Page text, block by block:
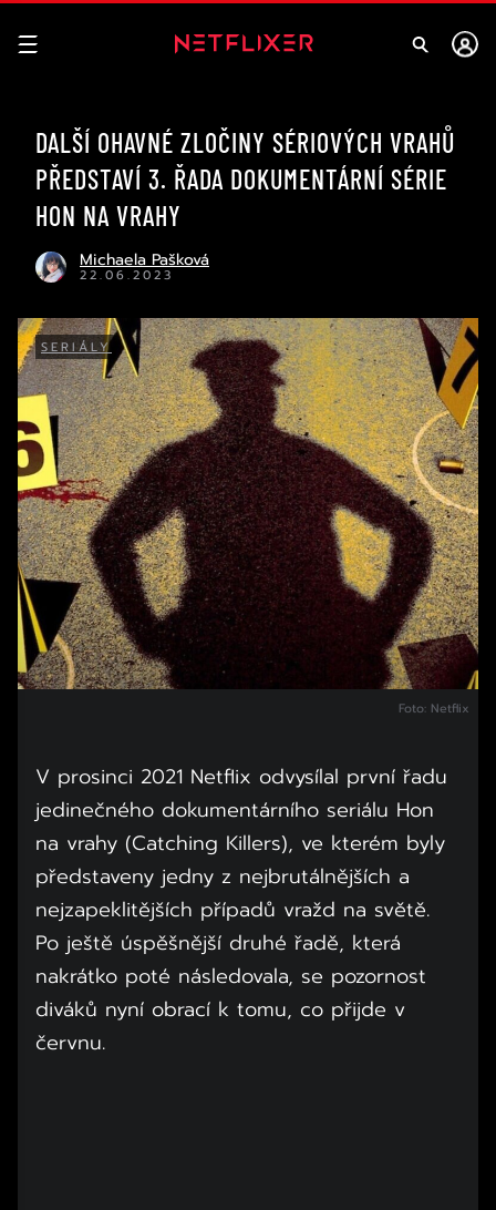
DALŠÍ OHAVNÉ ZLOČINY SÉRIOVÝCH VRAHŮ
PŘEDSTAVÍ 3. ŘADA DOKUMENTÁRNÍ SÉRIE
HON NA VRAHY
Michaela Pašková
22.06.2023
SERIÁLY
Foto: Netflix
V prosinci 2021 Netflix odvysílal první řadu
jedinečného dokumentárního seriálu Hon
na vrahy (Catching Killers), ve kterém byly
představeny jedny z nejbrutálnějších a
nejzapeklitějších případů vražd na světě.
Po ještě úspěšnější druhé řadě, která
nakrátko poté následovala, se pozornost
diváků nyní obrací k tomu, co přijde v
červnu.